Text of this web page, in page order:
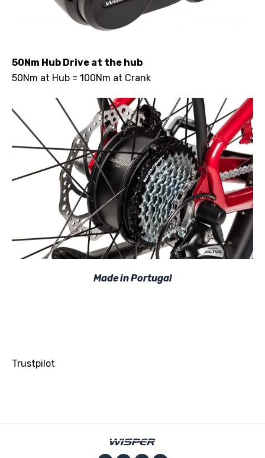
50Nm Hub Drive at the hub
50Nm at Hub = 100Nm at Crank
Made in Portugal
Trustpilot